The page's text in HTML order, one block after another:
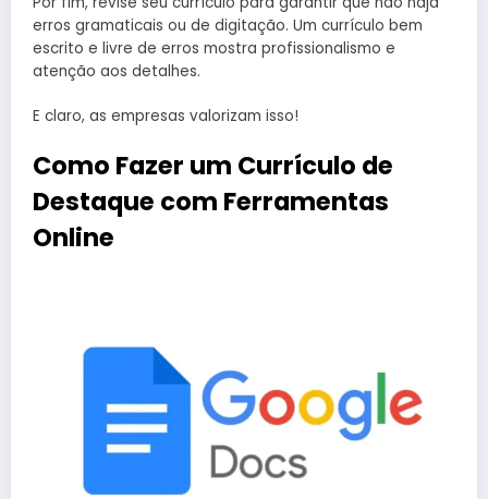
erros gramaticais ou de digitação. Um currículo bem
escrito e livre de erros mostra profissionalismo e
atenção aos detalhes.
E claro, as empresas valorizam isso!
Como Fazer um Currículo de
Destaque com Ferramentas
Online